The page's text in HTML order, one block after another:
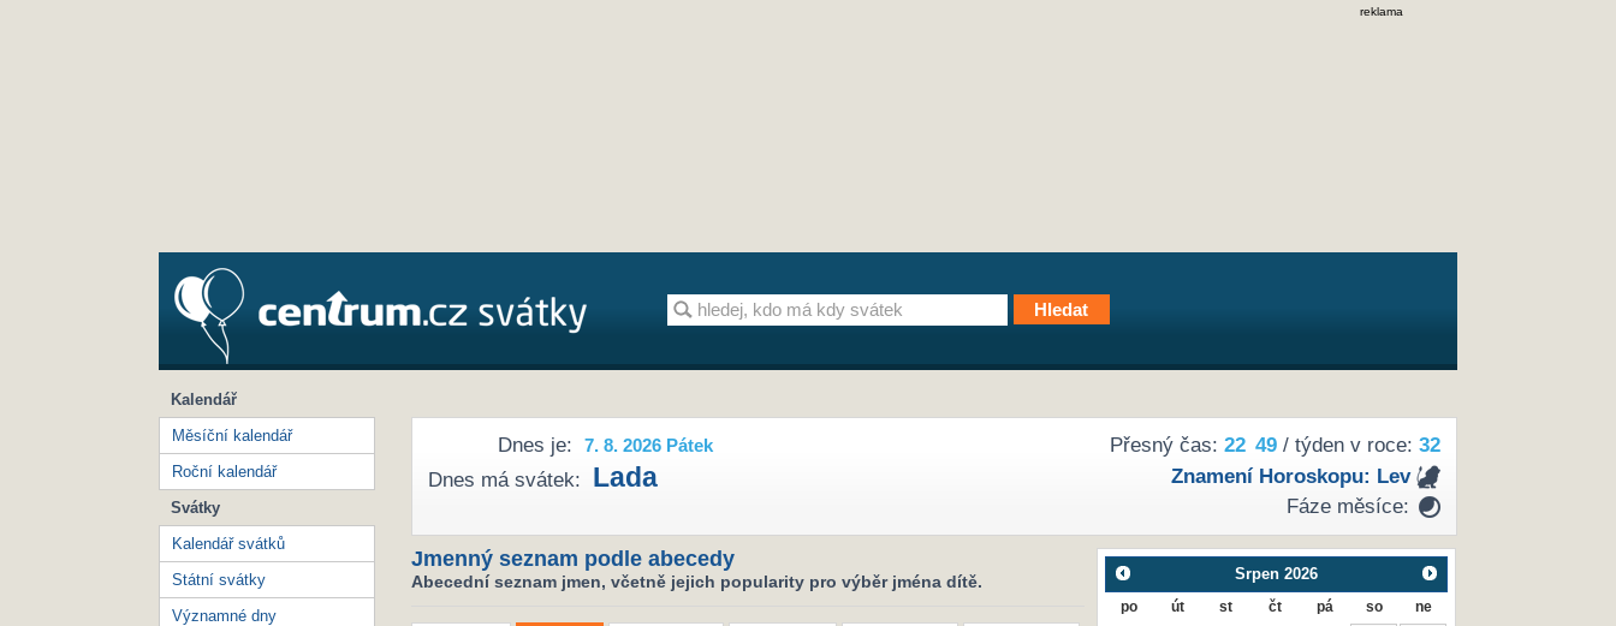
reklama
Přesný čas: 22 49/ týden v roce: 32
Znamení Horoskopu: Lev
Fáze měsíce:
Dnes je: 7. 8. 2026 Pátek
Dnes má svátek: Lada
Jmenný seznam podle abecedy
Abecední seznam jmen, včetně jejich popularity pro výběr jména dítě. Srpen 2026
po út st čt pá so ne
Kalendář
Měsíční kalendář
Roční kalendář
Svátky
Kalendář svátků
Státní svátky
Významné dny